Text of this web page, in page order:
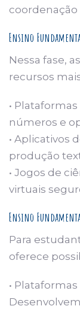
coordenação
Ensino
Nessa fase,
recursos
•
números e
• Aplicativos
produção
• Jogos de
virtuais
Ensino
Para
oferece
•